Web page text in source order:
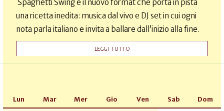
Spaghetti Swing è il nuovo format che porta in pista
una ricetta inedita: musica dal vivo e DJ set in cui ogni
nota parla italiano e invita a ballare dall’inizio alla fine.
LEGGI TUTTO
Lun Mar Mer Gio Ven Sab Dom